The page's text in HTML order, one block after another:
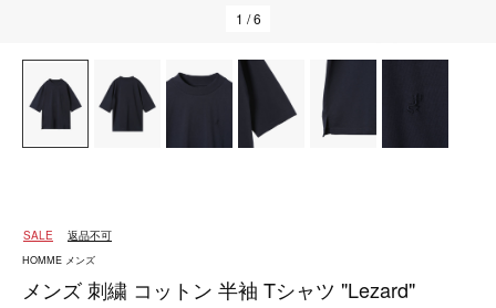
1 / 6
SALE 返品不可
HOMME メンズ
メンズ 刺繍 コットン 半袖 Tシャツ "Lezard"